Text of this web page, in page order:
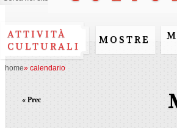
ATTIVITÀ
CULTURALI
MOSTRE
home» calendario
« Prec